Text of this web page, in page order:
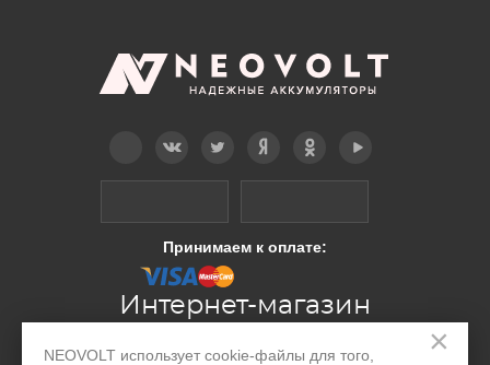
×
NEOVOLT использует cookie-файлы для того,
Принимаем к оплате:
Интернет-магазин